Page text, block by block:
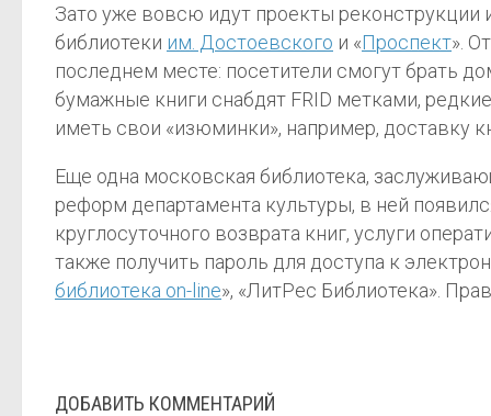
Зато уже вовсю идут проекты
библиотеки им. Достоевского и «Проспект».
последнем месте: посетители смогут брать
бумажные книги снабдят FRID метками,
иметь свои «изюминки», например, доставку
Еще одна московская библиотека,
реформ департамента культуры, в ней
круглосуточного возврата книг, услуги
также получить пароль для доступа к
библиотека on-line», «ЛитРес Библиотека».
ДОБАВИТЬ КОММЕНТАРИЙ